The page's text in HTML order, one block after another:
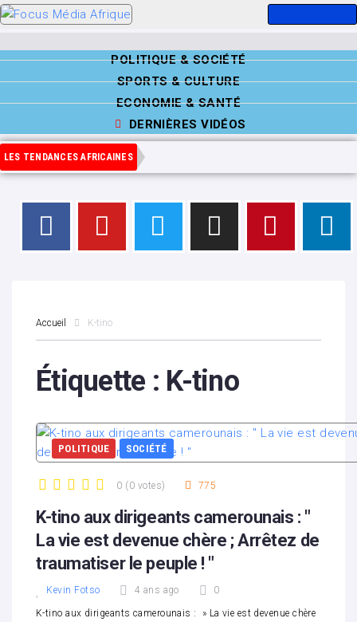
POLITIQUE & SOCIÉTÉ
SPORTS & CULTURE
ECONOMIE & SANTÉ
DERNIÈRES VIDÉOS
LES TENDANCES AFRICAINES
Accueil K-tino
Étiquette : K-tino
POLITIQUE SOCIÉTÉ
0 ( 0 votes) 775
K-tino aux dirigeants camerounais : "
La vie est devenue chère ; Arrêtez de
traumatiser le peuple ! "
Kevin Fotso 4 ans ago 0
K-tino aux dirigeants camerounais : » La vie est devenue chère